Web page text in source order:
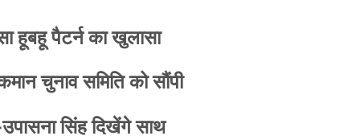
हूबहू पैटर्न का खुलासा
चुनाव समिति को सौंपी
उपासना सिंह दिखेंगे साथ